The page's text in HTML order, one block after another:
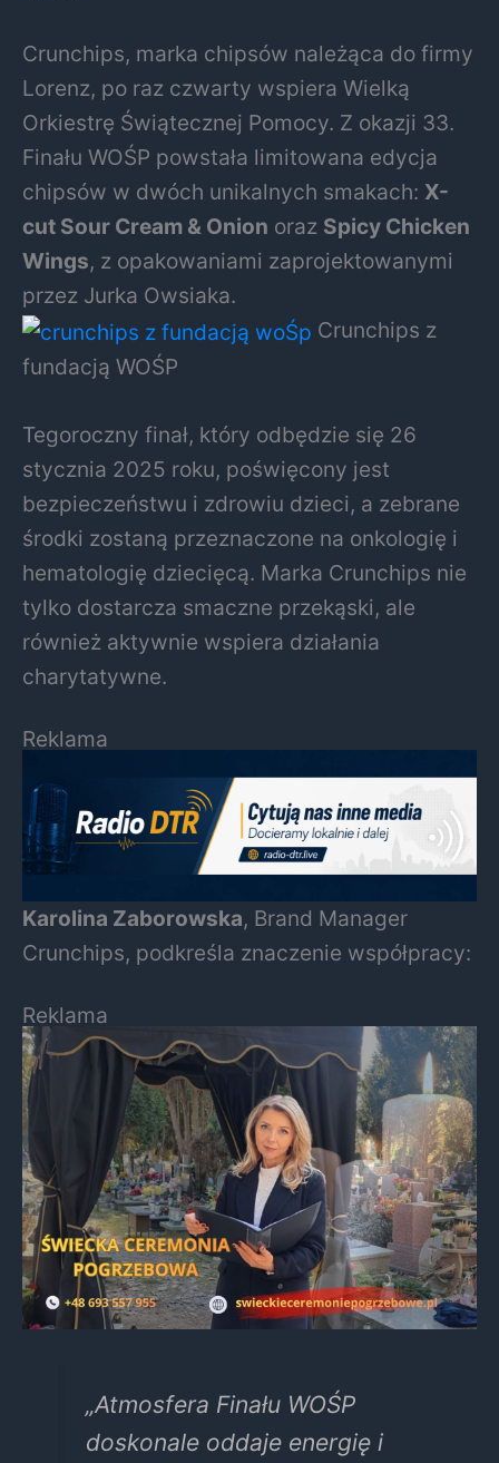
Crunchips, marka chipsów należąca do firmy
Lorenz, po raz czwarty wspiera Wielką
Orkiestrę Świątecznej Pomocy. Z okazji 33.
Finału WOŚP powstała limitowana edycja
chipsów w dwóch unikalnych smakach: X-
cut Sour Cream & Onion oraz Spicy Chicken
Wings, z opakowaniami zaprojektowanymi
przez Jurka Owsiaka.
Crunchips z
fundacją WOŚP
Tegoroczny finał, który odbędzie się 26
stycznia 2025 roku, poświęcony jest
bezpieczeństwu i zdrowiu dzieci, a zebrane
środki zostaną przeznaczone na onkologię i
hematologię dziecięcą. Marka Crunchips nie
tylko dostarcza smaczne przekąski, ale
również aktywnie wspiera działania
charytatywne.
Reklama
Karolina Zaborowska, Brand Manager
Crunchips, podkreśla znaczenie współpracy:
Reklama
„Atmosfera Finału WOŚP
doskonale oddaje energię i